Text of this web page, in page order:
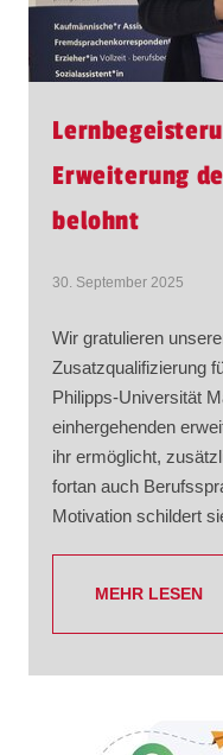
Erweiterung
belohnt
30. September 2025
Wir gratulieren
Zusatzqualifizierung
Philipps-Universität
einhergehenden
ihr ermöglicht,
fortan auch
Motivation schildert
MEHR LESEN